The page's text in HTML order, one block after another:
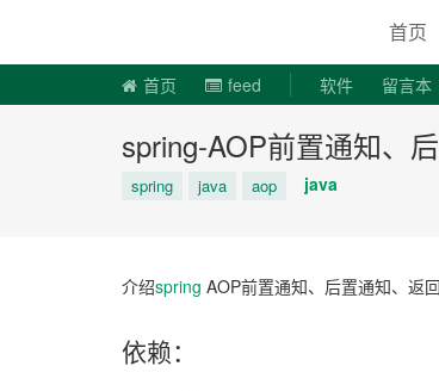
说
首页
首页 feed 软件 留言本
spring-AOP前置通知、
spring java aop java
介绍spring AOP前置通知、后置通知、返
依赖：